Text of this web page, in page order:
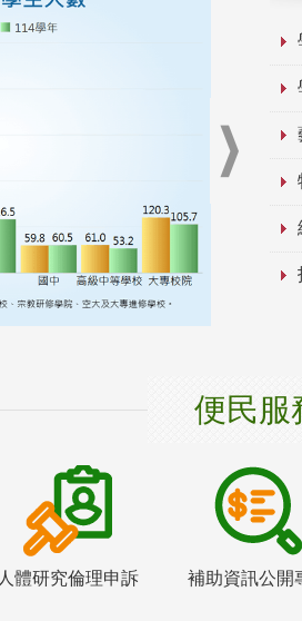
便民服
人體研究倫理申訴 補助資訊公開